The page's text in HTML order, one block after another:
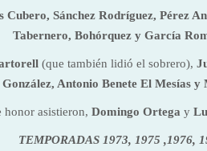
Cubero, Sánchez Rodríguez, Pérez
Tabernero, Bohórquez y García
(que también lidió el sobrero),
González, Antonio Benete El Mesías
honor asistieron, Domingo Ortega y
TEMPORADAS 1973, 1975 ,1976,